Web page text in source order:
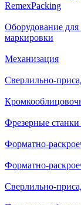
RemexPacking
Оборудование для
маркировки
Механизация
Сверлильно-
Фрезерные
Форматно-
Форматно-
Сверлильно-